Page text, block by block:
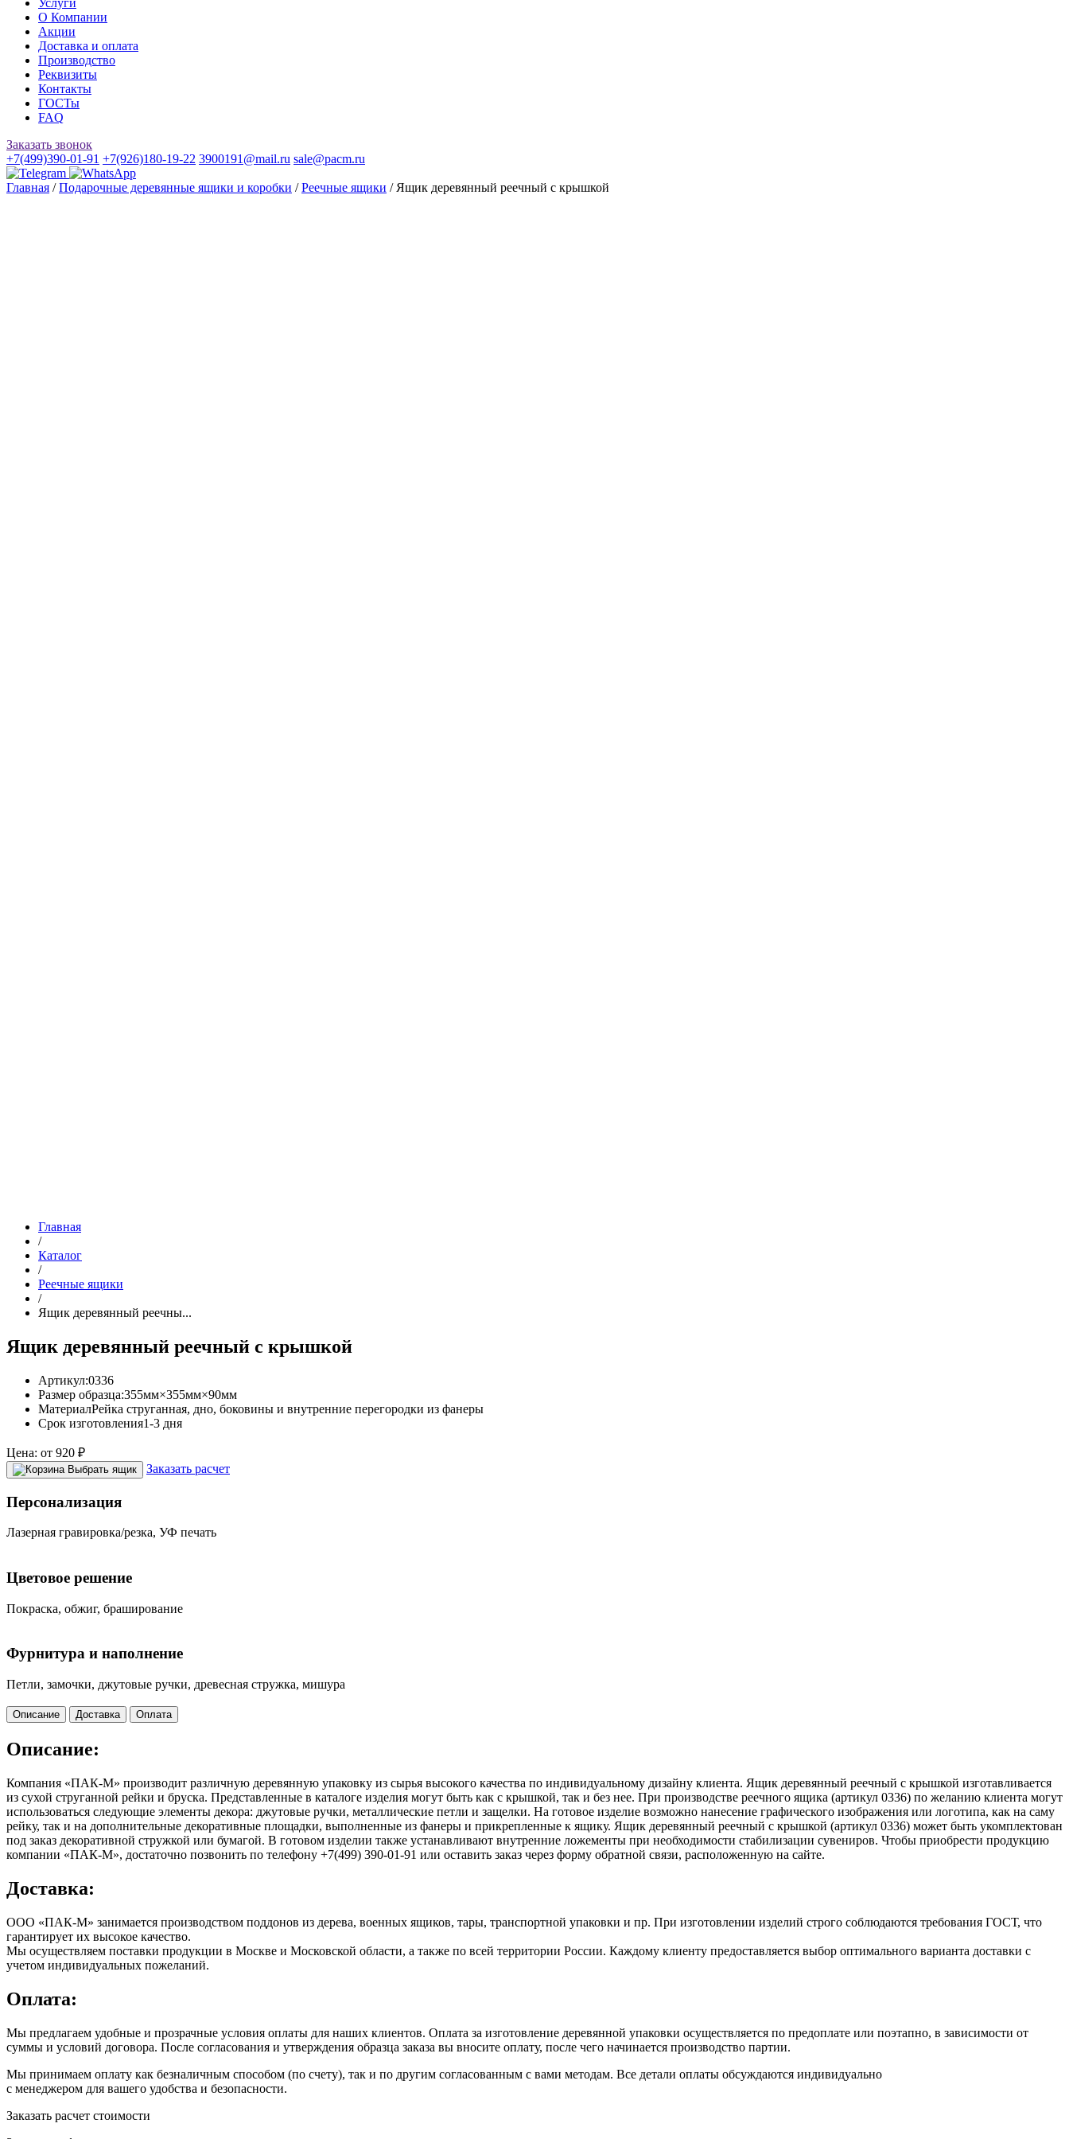
Услуги
О Компании
Акции
Доставка и оплата
Производство
Реквизиты
Контакты
ГОСТы
FAQ
Заказать звонок
+7(499)390-01-91 +7(926)180-19-22 3900191@mail.ru sale@pacm.ru
Главная /Подарочные деревянные ящики и коробки /Реечные ящики / Ящик деревянный реечный с крышкой
Главная
/
Каталог
/
Реечные ящики
/
Ящик деревянный реечны...
Ящик деревянный реечный с крышкой
Артикул:0336
Размер образца:355мм×355мм×90мм
МатериалРейка струганная, дно, боковины и внутренние перегородки из фанеры
Срок изготовления1-3 дня
Цена: от 920 ₽
Выбрать ящик Заказать расчет
Персонализация
Лазерная гравировка/резка, УФ печать
Цветовое решение
Покраска, обжиг, браширование
Фурнитура и наполнение
Петли, замочки, джутовые ручки, древесная стружка, мишура
Описание Доставка Оплата
Описание:
Компания «ПАК-М» производит различную деревянную упаковку из сырья высокого качества по индивидуальному дизайну клиента. Ящик деревянный реечный с крышкой изготавливается
из сухой струганной рейки и бруска. Представленные в каталоге изделия могут быть как с крышкой, так и без нее. При производстве реечного ящика (артикул 0336) по желанию клиента могут
использоваться следующие элементы декора: джутовые ручки, металлические петли и защелки. На готовое изделие возможно нанесение графического изображения или логотипа, как на саму
рейку, так и на дополнительные декоративные площадки, выполненные из фанеры и прикрепленные к ящику. Ящик деревянный реечный с крышкой (артикул 0336) может быть укомплектован
под заказ декоративной стружкой или бумагой. В готовом изделии также устанавливают внутренние ложементы при необходимости стабилизации сувениров. Чтобы приобрести продукцию
компании «ПАК-М», достаточно позвонить по телефону +7(499) 390-01-91 или оставить заказ через форму обратной связи, расположенную на сайте.
Доставка:
ООО «ПАК-М» занимается производством поддонов из дерева, военных ящиков, тары, транспортной упаковки и пр. При изготовлении изделий строго соблюдаются требования ГОСТ, что
гарантирует их высокое качество.
Мы осуществляем поставки продукции в Москве и Московской области, а также по всей территории России. Каждому клиенту предоставляется выбор оптимального варианта доставки с
учетом индивидуальных пожеланий.
Оплата:
Мы предлагаем удобные и прозрачные условия оплаты для наших клиентов. Оплата за изготовление деревянной упаковки осуществляется по предоплате или поэтапно, в зависимости от
суммы и условий договора. После согласования и утверждения образца заказа вы вносите оплату, после чего начинается производство партии.
Мы принимаем оплату как безналичным способом (по счету), так и по другим согласованным с вами методам. Все детали оплаты обсуждаются индивидуально
с менеджером для вашего удобства и безопасности.
Заказать расчет стоимости